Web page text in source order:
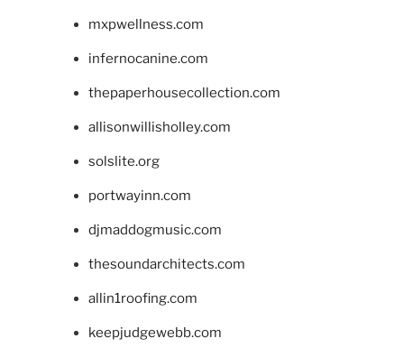
mxpwellness.com
infernocanine.com
thepaperhousecollection.com
allisonwillisholley.com
solslite.org
portwayinn.com
djmaddogmusic.com
thesoundarchitects.com
allin1roofing.com
keepjudgewebb.com